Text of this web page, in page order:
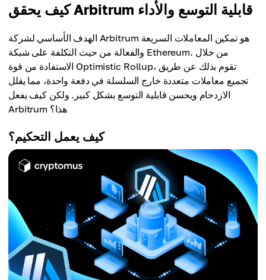
كيف يحقق Arbitrum قابلية التوسع والأداء
الهدف الأساسي لشركة Arbitrum هو تمكين المعاملات السريعة
والفعالة من حيث التكلفة على شبكة Ethereum. من خلال
الاستفادة من قوة Optimistic Rollup، تقوم بذلك عن طريق
تجميع معاملات متعددة خارج السلسلة في دفعة واحدة، مما يقلل
الازدحام ويحسن قابلية التوسع بشكل كبير. ولكن كيف يفعل
Arbitrum هذا؟
كيف يعمل التحكيم؟